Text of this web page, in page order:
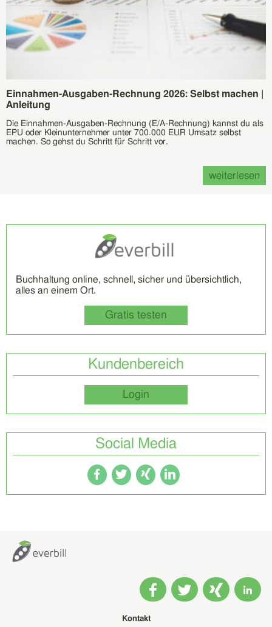
Einnahmen-Ausgaben-Rechnung 2026: Selbst machen |
Anleitung
Die Einnahmen-Ausgaben-Rechnung (E/A-Rechnung) kannst du als
EPU oder Kleinunternehmer unter 700.000 EUR Umsatz selbst
machen. So gehst du Schritt für Schritt vor.
weiterlesen
Buchhaltung online, schnell, sicher und übersichtlich,
alles an einem Ort.
Gratis testen
Kundenbereich
Login
Social Media
Kontakt